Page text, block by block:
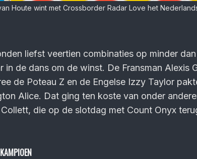
Houte wint met Crossborder Radar Love het
liefst veertien combinaties op minder
in de dans om de winst. De Fransman Alexis
de Poteau Z en de Engelse Izzy Taylor
Alice. Dat ging ten koste van onder
die op de slotdag met Count Onyx